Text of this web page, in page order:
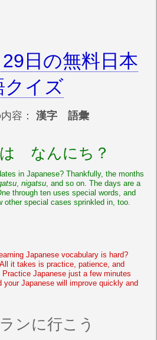
日の無料日本
クイズ
容： 漢字 語彙
なんにち？
in Japanese? Thankfully, the months
, nigatsu, and so on. The days are a
through ten uses special words, and
other special cases sprinkled in, too.
Japanese vocabulary is hard?
it takes is practice, patience, and
Practice Japanese just a few minutes
your Japanese will improve quickly and
ンに行こう